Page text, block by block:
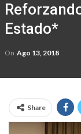
Estado*
On Ago 13, 2018
Share